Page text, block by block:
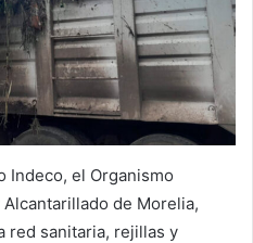
Indeco, el Organismo
de Morelia,
red sanitaria, rejillas y